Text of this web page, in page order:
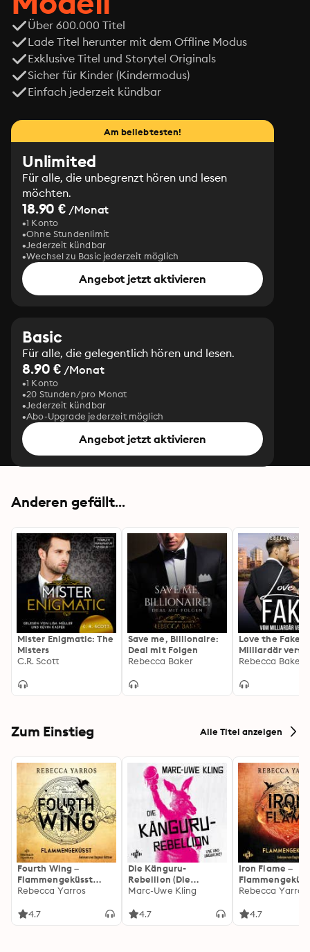
Über 600.000 Titel
Lade Titel herunter mit dem Offline Modus
Exklusive Titel und Storytel Originals
Sicher für Kinder (Kindermodus)
Einfach jederzeit kündbar
Am beliebtesten!
Unlimited
Für alle, die unbegrenzt hören und lesen
möchten.
18.90 € /Monat
1 Konto
Ohne Stundenlimit
Jederzeit kündbar
Wechsel zu Basic jederzeit möglich
Angebot jetzt aktivieren
Basic
Für alle, die gelegentlich hören und lesen.
8.90 € /Monat
1 Konto
20 Stunden/pro Monat
Jederzeit kündbar
Abo-Upgrade jederzeit möglich
Angebot jetzt aktivieren
Anderen gefällt...
Mister Enigmatic: The
Misters
C.R. Scott
Save me, Billionaire:
Deal mit Folgen
Rebecca Baker
Love the Fake:
Milliardär
Rebecca Baker
Zum Einstieg Alle Titel anzeigen
Fourth Wing –
Flammengeküsst
(Flammengeküsst-
Rebecca Yarros
4.7
Die Känguru-
Rebellion (Die
Känguru-Werke 5)
Marc-Uwe Kling
4.7
Iron Flame –
heißersehnte
Rebecca Yarros
4.7